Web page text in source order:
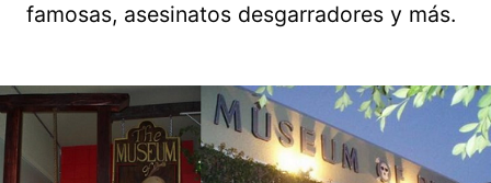
famosas, asesinatos desgarradores y más.